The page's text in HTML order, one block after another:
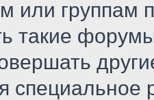
или группам
такие